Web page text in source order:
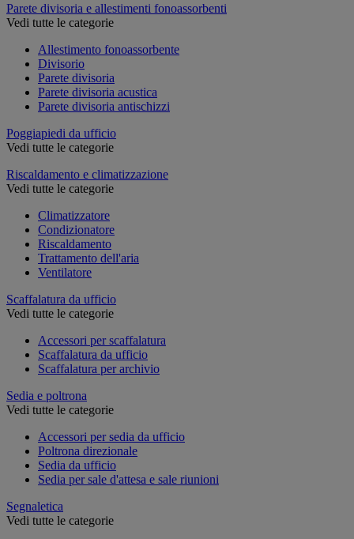
Parete divisoria e allestimenti fonoassorbenti
Vedi tutte le categorie
Allestimento fonoassorbente
Divisorio
Parete divisoria
Parete divisoria acustica
Parete divisoria antischizzi
Poggiapiedi da ufficio
Vedi tutte le categorie
Riscaldamento e climatizzazione
Vedi tutte le categorie
Climatizzatore
Condizionatore
Riscaldamento
Trattamento dell'aria
Ventilatore
Scaffalatura da ufficio
Vedi tutte le categorie
Accessori per scaffalatura
Scaffalatura da ufficio
Scaffalatura per archivio
Sedia e poltrona
Vedi tutte le categorie
Accessori per sedia da ufficio
Poltrona direzionale
Sedia da ufficio
Sedia per sale d'attesa e sale riunioni
Segnaletica
Vedi tutte le categorie